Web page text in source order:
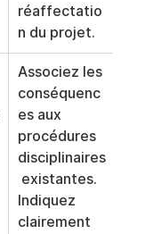
réaffectatio
n du projet.
Associez les
conséquenc
es aux
procédures
disciplinaires
existantes.
Indiquez
clairement